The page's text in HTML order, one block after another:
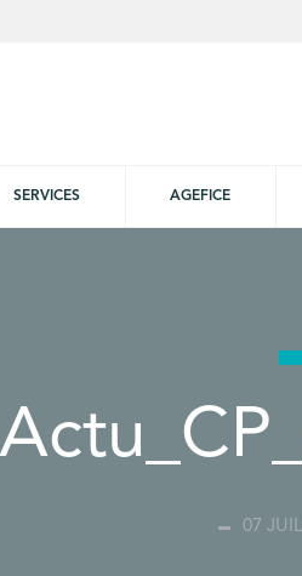
SERVICES AGEFICE
07